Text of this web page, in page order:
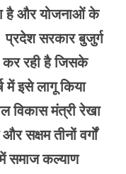
है और योजनाओं के
प्रदेश सरकार बुजुर्ग
कर रही है जिसके
में इसे लागू किया
विकास मंत्री रेखा
सक्षम तीनों वर्गों
समाज कल्याण